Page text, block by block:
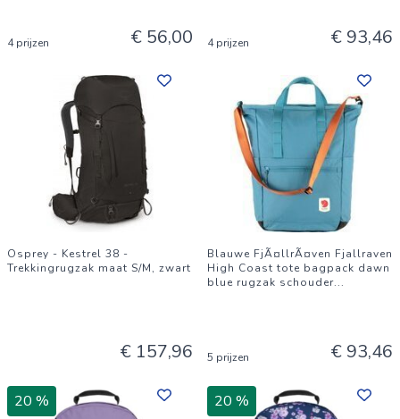
4 prijzen € 56,00 4 prijzen € 93,46
Osprey - Kestrel 38 -
Trekkingrugzak maat S/M, zwart
€ 157,96
Blauwe FjÃ¤llrÃ¤ven Fjallraven
High Coast tote bagpack dawn
blue rugzak schouder...
5 prijzen € 93,46
20 % 20 %